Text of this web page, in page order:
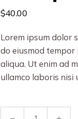
$40.00
Lorem ipsum dolor
do eiusmod
aliqua. Ut enim ad
ullamco laboris nisi